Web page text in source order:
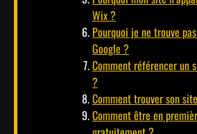
Wix ?
Pourquoi je ne trouve
Google ?
Comment référencer un
?
Comment trouver son
Comment être en